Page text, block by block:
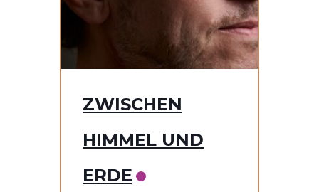
ZWISCHEN
HIMMEL UND
ERDE